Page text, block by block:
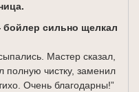
бойлер сильно щелкал
Мастер сказал,
полную чистку, заменил
Очень благодарны!”